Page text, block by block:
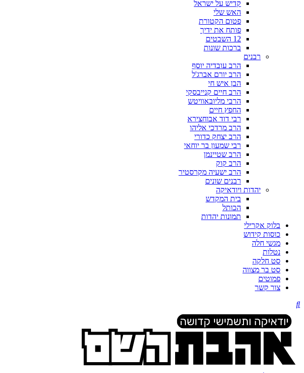
קדיש על ישראל
האש שלי
פטום הקטורת
פותח את ידיך
12 השבטים
ברכות שונות
רבנים
הרב עובדיה יוסף
הרב יורם אברג'ל
הבן איש חי
הרב חיים קנייבסקי
הרבי מליובאוויטש
החפץ חיים
רבי דוד אבוחצירא
הרב מרדכי אליהו
הרב יצחק כדורי
רבי שמעון בר יוחאי
הרב שטיינמן
הרב קוק
הרב ישעיה מקרסטיר
רבנים שונים
יהדות ויודאיקה
בית המקדש
הכותל
תמונות יהדות
בלוק אקרילי
כוסות קידוש
מגשי חלה
נטלות
סט חלקה
סט בר מצווה
פמוטים
צור קשר